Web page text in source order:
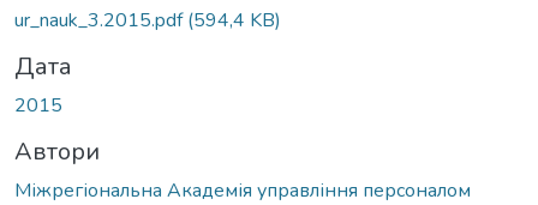
ur_nauk_3.2015.pdf(594,4 KB)
Дата
2015
Автори
Міжрегіональна Академія управління персоналом